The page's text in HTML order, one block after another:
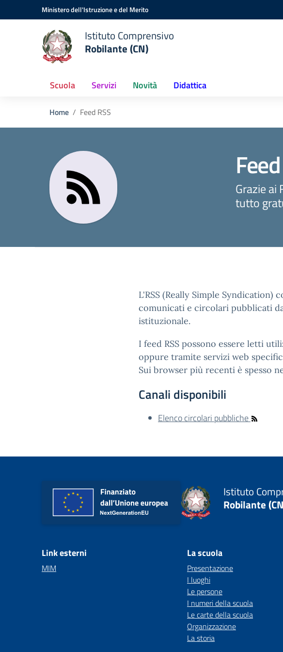
Vai ai contenuti
Vai al menu di navigazioneMinistero dell'Istruzione e del Merito
Istituto Comprensivo
Robilante (CN)
Scuola Servizi Novità Didattica
Home Feed RSS
Grazie ai
tutto
L'RSS (Really Simple Syndication)
comunicati e circolari pubblicati
istituzionale.
I feed RSS possono essere letti
oppure tramite servizi web
Sui browser più recenti è spesso
Canali disponibili
Elenco circolari pubbliche
Istituto
Robilante
Link esterni
MIM
La scuola
Presentazione
I luoghi
Le persone
I numeri della scuola
Le carte della scuola
Organizzazione
La storia